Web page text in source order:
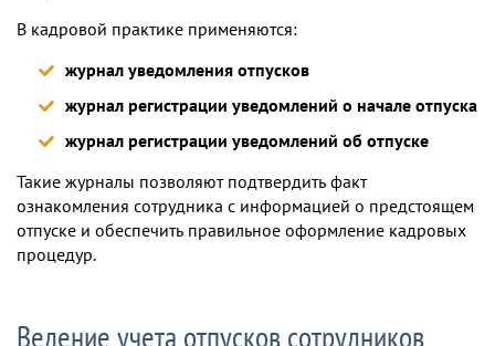
В кадровой практике применяются:
журнал уведомления отпусков
журнал регистрации уведомлений о начале отпуска
журнал регистрации уведомлений об отпуске
Такие журналы позволяют подтвердить факт
ознакомления сотрудника с информацией о предстоящем
отпуске и обеспечить правильное оформление кадровых
процедур.
Ведение учета отпусков сотрудников